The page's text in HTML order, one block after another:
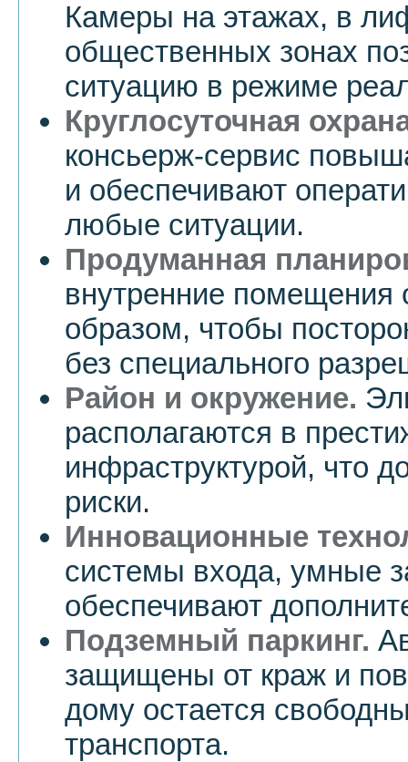
Камеры на этажах, в
общественных зонах
ситуацию в режиме
Круглосуточная
консьерж-сервис
и обеспечивают
любые ситуации.
Продуманная
внутренние помещения
образом, чтобы
без специального
Район и окружение.
располагаются в
инфраструктурой, что
риски.
Инновационные
системы входа, умные
обеспечивают
Подземный паркинг.
защищены от краж и
дому остается
транспорта.